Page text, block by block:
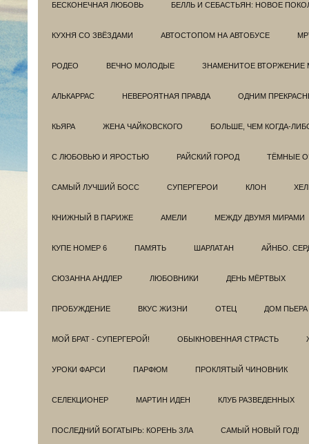
БЕСКОНЕЧНАЯ ЛЮБОВЬ БЕЛЛЬ И СЕБАСТЬЯН: НОВОЕ
КУХНЯ СО ЗВЁЗДАМИ АВТОСТОПОМ НА АВТОБУСЕ
РОДЕО ВЕЧНО МОЛОДЫЕ ЗНАМЕНИТОЕ ВТОРЖЕНИЕ
АЛЬКАРРАС НЕВЕРОЯТНАЯ ПРАВДА ОДНИМ
КЬЯРА ЖЕНА ЧАЙКОВСКОГО БОЛЬШЕ, ЧЕМ КОГДА-
С ЛЮБОВЬЮ И ЯРОСТЬЮ РАЙСКИЙ ГОРОД ТЁМНЫЕ
САМЫЙ ЛУЧШИЙ БОСС СУПЕРГЕРОИ КЛОН
КНИЖНЫЙ В ПАРИЖЕ АМЕЛИ МЕЖДУ ДВУМЯ МИРАМИ
КУПЕ НОМЕР 6 ПАМЯТЬ ШАРЛАТАН АЙНБО.
СЮЗАННА АНДЛЕР ЛЮБОВНИКИ ДЕНЬ МЁРТВЫХ
ПРОБУЖДЕНИЕ ВКУС ЖИЗНИ ОТЕЦ ДОМ ПЬЕРА
МОЙ БРАТ - СУПЕРГЕРОЙ! ОБЫКНОВЕННАЯ СТРАСТЬ
УРОКИ ФАРСИ ПАРФЮМ ПРОКЛЯТЫЙ ЧИНОВНИК
СЕЛЕКЦИОНЕР МАРТИН ИДЕН КЛУБ РАЗВЕДEННЫХ
ПОСЛЕДНИЙ БОГАТЫРЬ: КОРЕНЬ ЗЛА САМЫЙ НОВЫЙ ГОД!